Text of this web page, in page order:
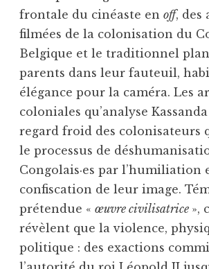
frontale du cinéaste en off, des
filmées de la colonisation du
Belgique et le traditionnel plan
parents dans leur fauteuil,
élégance pour la caméra. Les
coloniales qu’analyse
regard froid des colonisateurs
le processus de
Congolais·es par l’humiliation
confiscation de leur image.
prétendue « œuvre civilisatrice »,
révèlent que la violence,
politique : des exactions